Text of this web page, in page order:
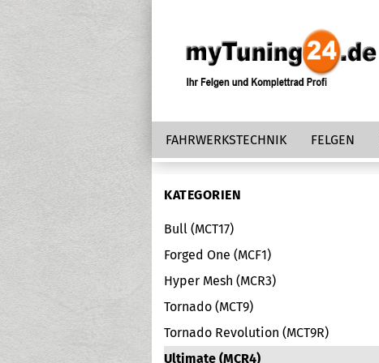
FAHRWERKSTECHNIK FELGEN
KATEGORIEN
Bull (MCT17)
Forged One (MCF1)
Hyper Mesh (MCR3)
Tornado (MCT9)
Tornado Revolution (MCT9R)
Ultimate (MCR4)